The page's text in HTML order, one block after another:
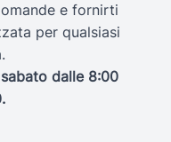
e fornirti
per qualsiasi
dalle 8:00